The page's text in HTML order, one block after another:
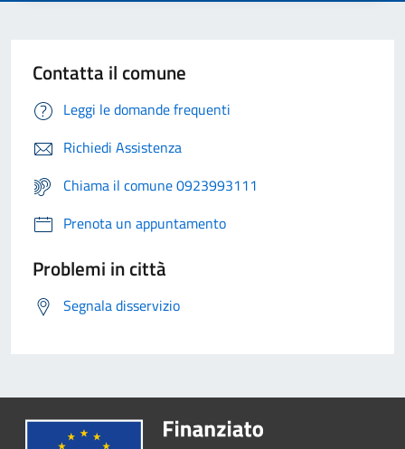
Contatta il comune
Leggi le domande frequenti
Richiedi Assistenza
Chiama il comune 0923993111
Prenota un appuntamento
Problemi in città
Segnala disservizio